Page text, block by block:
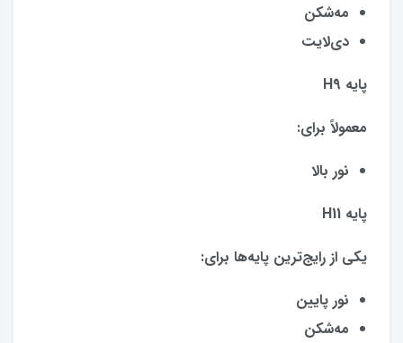
مه‌شکن
دی‌لایت
پایه H9
معمولاً برای:
نور بالا
پایه H11
یکی از رایج‌ترین پایه‌ها برای:
نور پایین
مه‌شکن